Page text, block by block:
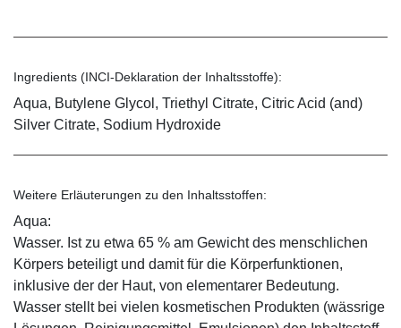
Ingredients (INCI-Deklaration der Inhaltsstoffe):
Aqua, Butylene Glycol, Triethyl Citrate, Citric Acid (and)
Silver Citrate, Sodium Hydroxide
Weitere Erläuterungen zu den Inhaltsstoffen:
Aqua:
Wasser. Ist zu etwa 65 % am Gewicht des menschlichen
Körpers beteiligt und damit für die Körperfunktionen,
inklusive der der Haut, von elementarer Bedeutung.
Wasser stellt bei vielen kosmetischen Produkten (wässrige